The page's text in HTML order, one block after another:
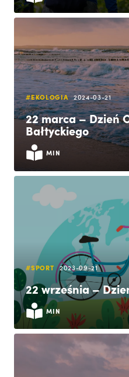
#EKOLOGIA 2024-03-21
22 marca – Dzień
Bałtyckiego
MIN
#SPORT 2023-09-21
22 września –
MIN